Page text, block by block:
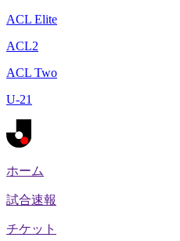
ACL Elite
ACL2
ACL Two
U-21
ホーム
試合速報
チケット